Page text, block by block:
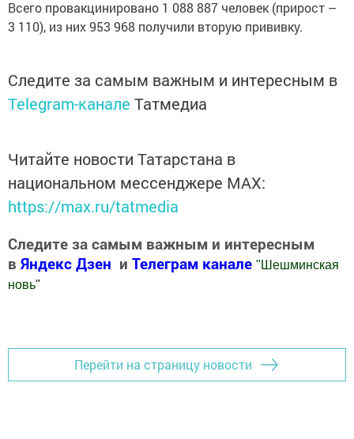
Всего провакцинировано 1 088 887 человек (прирост –
3 110), из них 953 968 получили вторую прививку.
Следите за самым важным и интересным в
Telegram-канале Татмедиа
Читайте новости Татарстана в
национальном мессенджере MАХ:
https://max.ru/tatmedia
Следите за самым важным и интересным
в Яндекс Дзен и Телеграм канале " Шешминская
новь"
Перейти на страницу новости